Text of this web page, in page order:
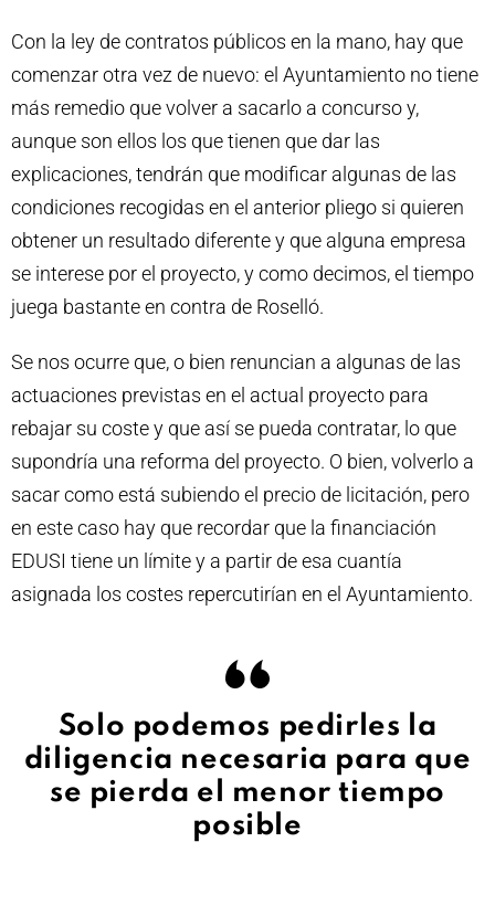
Con la ley de contratos públicos en la mano, hay que
comenzar otra vez de nuevo: el Ayuntamiento no tiene
más remedio que volver a sacarlo a concurso y,
aunque son ellos los que tienen que dar las
explicaciones, tendrán que modificar algunas de las
condiciones recogidas en el anterior pliego si quieren
obtener un resultado diferente y que alguna empresa
se interese por el proyecto, y como decimos, el tiempo
juega bastante en contra de Roselló.
Se nos ocurre que, o bien renuncian a algunas de las
actuaciones previstas en el actual proyecto para
rebajar su coste y que así se pueda contratar, lo que
supondría una reforma del proyecto. O bien, volverlo a
sacar como está subiendo el precio de licitación, pero
en este caso hay que recordar que la financiación
EDUSI tiene un límite y a partir de esa cuantía
asignada los costes repercutirían en el Ayuntamiento.
Solo podemos pedirles la
diligencia necesaria para que
se pierda el menor tiempo
posible